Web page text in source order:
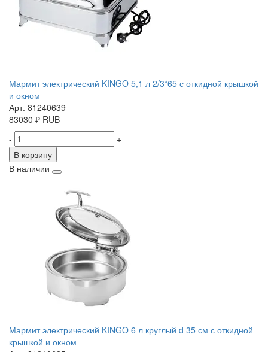
Мармит электрический KINGO 5,1 л 2/3*65 с откидной крышкой
и окном
Арт. 81240639
83030 ₽ RUB
-
+
В корзину
В наличии
Мармит электрический KINGO 6 л круглый d 35 см с откидной
крышкой и окном